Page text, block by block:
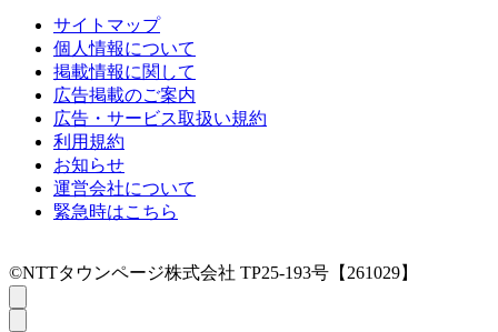
サイトマップ
個人情報について
掲載情報に関して
広告掲載のご案内
広告・サービス取扱い規約
利用規約
お知らせ
運営会社について
緊急時はこちら
©NTTタウンページ株式会社 TP25-193号【261029】